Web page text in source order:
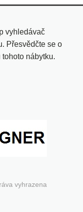
vyhledávač
Přesvědčte se o
nábytku.
vyhrazena